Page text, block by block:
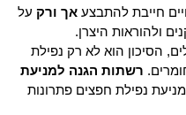
חייבת להתבצע אך ורק על
ולהוראות היצרן.
הסיכון הוא לא רק נפילת
רשתות הגנה למניעת
נפילת חפצים פתרונות